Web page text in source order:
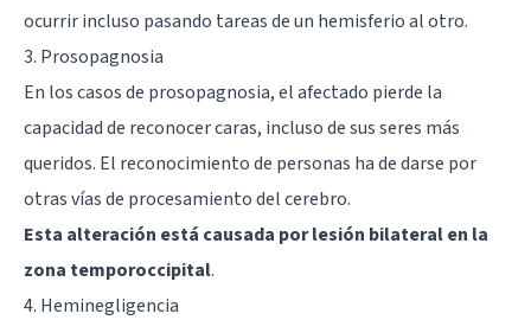
ocurrir incluso pasando tareas de un hemisferio al otro.
3. Prosopagnosia
En los casos de prosopagnosia, el afectado pierde la
capacidad de reconocer caras, incluso de sus seres más
queridos. El reconocimiento de personas ha de darse por
otras vías de procesamiento del cerebro.
Esta alteración está causada por lesión bilateral en la
zona temporoccipital.
4. Heminegligencia